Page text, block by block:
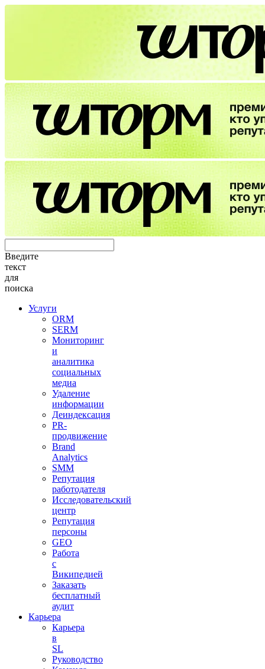
Введите
текст
для
поиска
Услуги
ORM
SERM
Мониторинг
и
аналитика
социальных
медиа
Удаление
информации
Деиндексация
PR-
продвижение
Brand
Analytics
SMM
Репутация
работодателя
Исследовательский
центр
Репутация
персоны
GEO
Работа
с
Википедией
Заказать
бесплатный
аудит
Карьера
Карьера
в
SL
Руководство